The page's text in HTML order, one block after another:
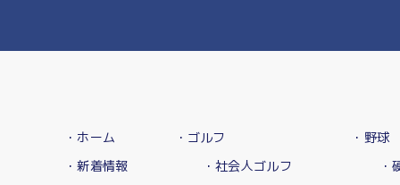
・ホーム
・新着情報
・ゴルフ
・社会人ゴルフ
・野球
・